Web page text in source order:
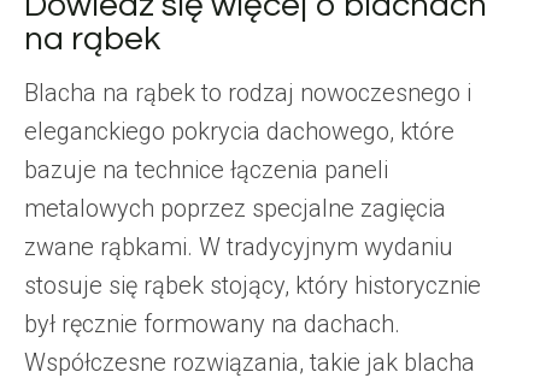
na rąbek
Blacha na rąbek to rodzaj nowoczesnego i
eleganckiego pokrycia dachowego, które
bazuje na technice łączenia paneli
metalowych poprzez specjalne zagięcia
zwane rąbkami. W tradycyjnym wydaniu
stosuje się rąbek stojący, który historycznie
był ręcznie formowany na dachach.
Współczesne rozwiązania, takie jak blacha